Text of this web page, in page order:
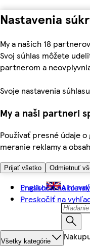
Nastavenia
My a našich 18
Svoj súhlas môžete
partnerom a
Svoje nastavenia
My a naši partneri
Používať presné údaje
meranie reklamy a
Prijať všetko Odmietnuť
Preskočiť na
Preskočiť na
English Ako
Všetky kategórie